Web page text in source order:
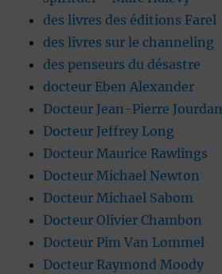
des livres des éditions Farel
des livres sur le channeling
des penseurs du désastre
docteur Eben Alexander
Docteur Jean-Pierre Jourdan
Docteur Jeffrey Long
Docteur Maurice Rawlings
Docteur Michael Newton
Docteur Michael Sabom
Docteur Olivier Chambon
Docteur Pim Van Lommel
Docteur Raymond Moody